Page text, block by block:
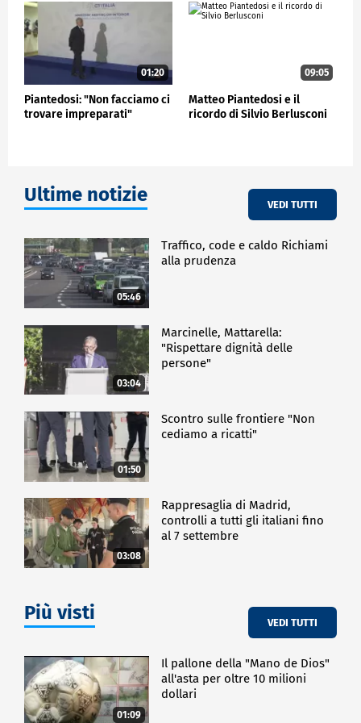
abbiamo voluto perseguire, ovvero quella di
garantire la sicurezza degli italiani sul territorio
italiano e all'estero".
POLITICA
01:20
Piantedosi: "Non facciamo ci
trovare impreparati"
09:05
Matteo Piantedosi e il
ricordo di Silvio Berlusconi
Ultime notizie VEDI TUTTI
05:46
Traffico, code e caldo Richiami
alla prudenza
03:04
Marcinelle, Mattarella:
"Rispettare dignità delle
persone"
01:50
Scontro sulle frontiere "Non
cediamo a ricatti"
03:08
Rappresaglia di Madrid,
controlli a tutti gli italiani fino
al 7 settembre
Più visti VEDI TUTTI
01:09
Il pallone della "Mano de Dios"
all'asta per oltre 10 milioni
dollari